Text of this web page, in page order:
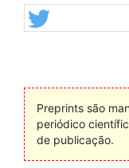
Preprints são
periódico
de publicação.